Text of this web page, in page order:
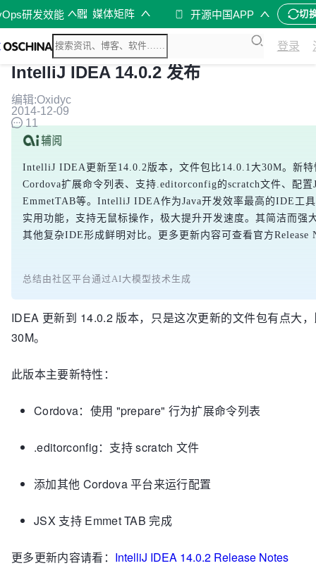
研发效能 媒体矩阵 开源中国APP 切
登录
IntelliJ IDEA 14.0.2 发布
编辑:Oxidyc
2014-12-09
11
IntelliJ IDEA更新至14.0.2版本，文件包比14.0.1大30M。新特
Cordova扩展命令列表、支持.editorconfig的scratch文件、配置
EmmetTAB等。IntelliJ IDEA作为Java开发效率最高的IDE工
实用功能，支持无鼠标操作，极大提升开发速度。其简洁而强
其他复杂IDE形成鲜明对比。更多更新内容可查看官方Release
总结由社区平台通过AI大模型技术生成
IDEA 更新到 14.0.2 版本，只是这次更新的文件包有点大
30M。
此版本主要新特性：
Cordova：使用 "prepare" 行为扩展命令列表
.editorconfig：支持 scratch 文件
添加其他 Cordova 平台来运行配置
JSX 支持 Emmet TAB 完成
更多更新内容请看： IntelliJ IDEA 14.0.2 Release Notes